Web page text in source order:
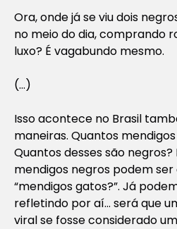
Ora, onde já se viu dois
no meio do dia, comprando
luxo? É vagabundo mesmo.
(…)
Isso acontece no Brasil
maneiras. Quantos
Quantos desses são negros?
mendigos negros podem
“mendigos gatos?”. Já
refletindo por aí… será que
viral se fosse considerado